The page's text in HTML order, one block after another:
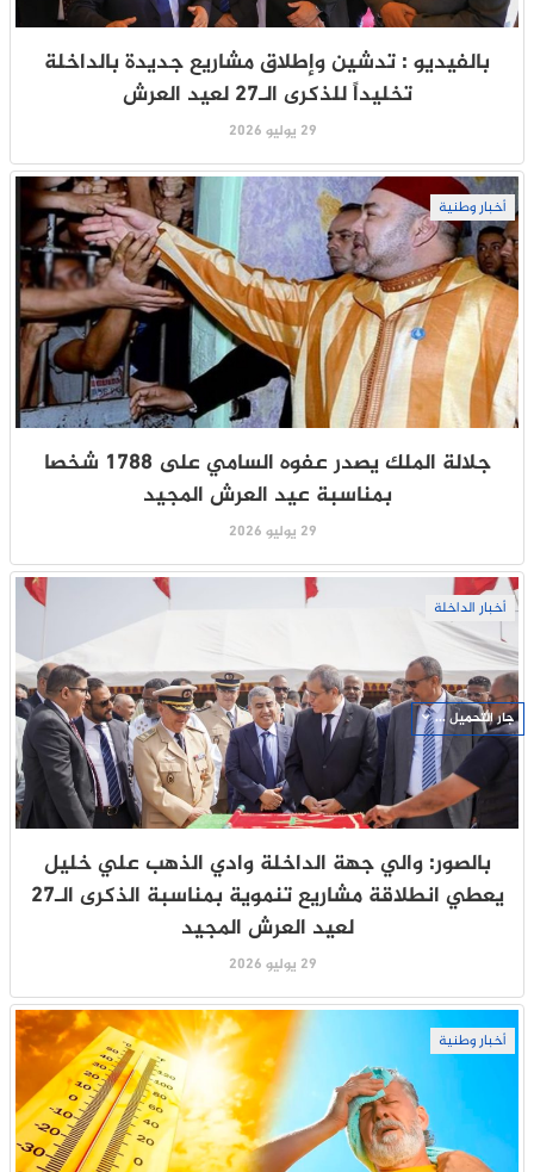
بالفيديو : تدشين وإطلاق مشاريع جديدة بالداخلة
تخليداً للذكرى الـ27 لعيد العرش
29 يوليو 2026
أخبار وطنية
جلالة الملك يصدر عفوه السامي على 1788 شخصا
بمناسبة عيد العرش المجيد
29 يوليو 2026
أخبار الداخلة
بالصور: والي جهة الداخلة وادي الذهب علي خليل
يعطي انطلاقة مشاريع تنموية بمناسبة الذكرى الـ27
لعيد العرش المجيد
29 يوليو 2026
أخبار وطنية
جار التحميل ...